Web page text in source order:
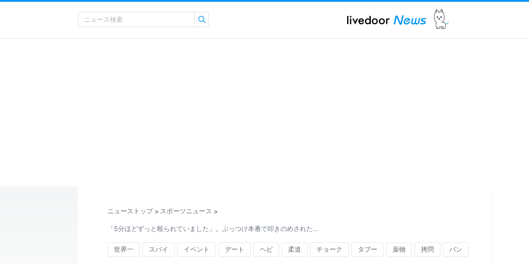
ニューストップ > スポーツニュース >
「5分ほどずっと殴られていました」。ぶっつけ本番で叩きのめされた…
世界一 スパイ イベント デート ヘビ 柔道 チョーク タブー 薬物 拷問 パン